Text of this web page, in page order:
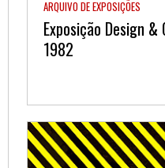
ARQUIVO DE EXPOSIÇÕES
Exposição Design
1982